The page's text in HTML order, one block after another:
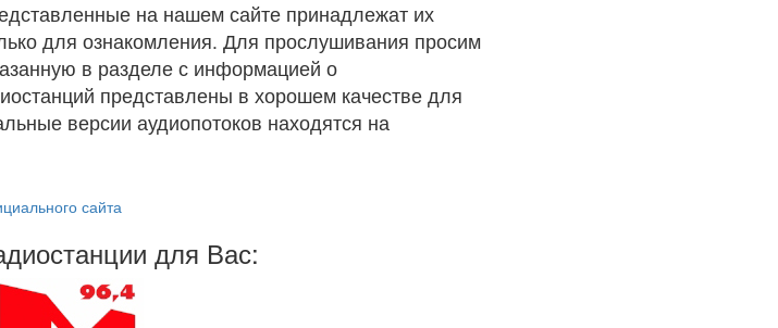
на нашем сайте принадлежат их
для ознакомления. Для прослушивания просим
в разделе с информацией о
представлены в хорошем качестве для
версии аудиопотоков находятся на
сайта
для Вас: